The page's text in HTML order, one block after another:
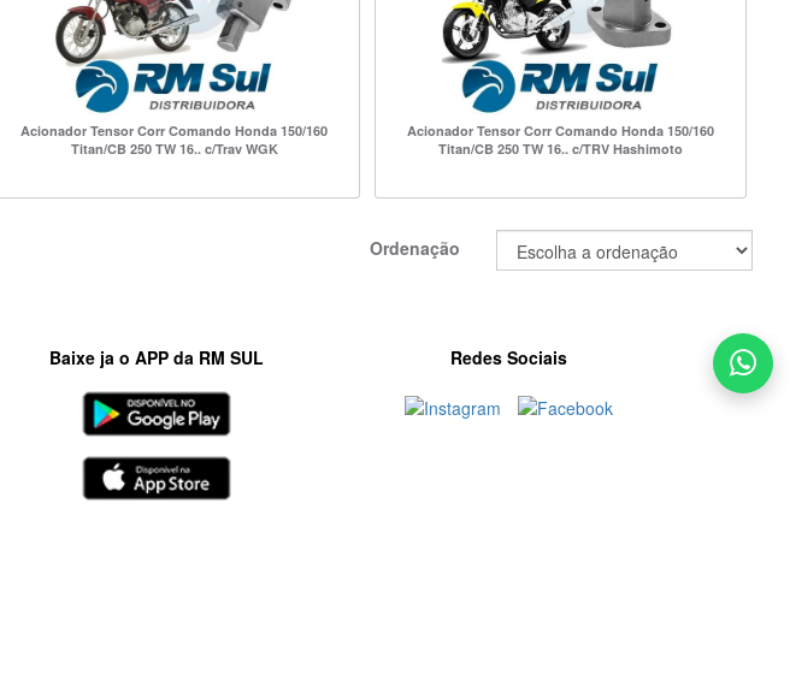
Acionador Tensor Corr Comando Honda 150/160
Titan/CB 250 TW 16.. c/Trav WGK
Acionador Tensor Corr Comando Honda 150/160
Titan/CB 250 TW 16.. c/TRV Hashimoto
Ordenação
Baixe ja o APP da RM SUL Redes Sociais